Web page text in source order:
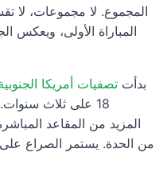
المجموع. لا مجموعات، لا
المباراة الأولى، ويعكس
بدأت تصفيات أمريكا
18 على ثلاث
من الحدة. يستمر الصراع